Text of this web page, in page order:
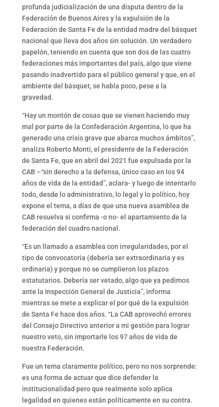
profunda judicialización de una disputa dentro de la
Federación de Buenos Aires y la expulsión de la
Federación de Santa Fe de la entidad madre del básquet
nacional que lleva dos años sin solución. Un verdadero
papelón, teniendo en cuenta que son dos de las cuatro
federaciones más importantes del país, algo que viene
pasando inadvertido para el público general y que, en el
ambiente del básquet, se habla poco, pese a la
gravedad.
“Hay un montón de cosas que se vienen haciendo muy
mal por parte de la Confederación Argentina, lo que ha
generado una crisis grave que abarca muchos ámbitos”,
analiza Roberto Monti, el presidente de la Federación
de Santa Fe, que en abril del 2021 fue expulsada por la
CAB –“sin derecho a la defensa, único caso en los 94
años de vida de la entidad”, aclara- y luego de intentarlo
todo, desde lo administrativo, lo legal y lo político, hoy
expone el tema, a días de que una nueva asamblea de
CAB resuelva si confirma -o no- el apartamiento de la
federación del cuadro nacional.
“Es un llamado a asamblea con irregularidades, por el
tipo de convocatoria (debería ser extraordinaria y es
ordinaria) y porque no se cumplieron los plazos
estatutarios. Debería ser vetado, algo que ya pedimos
ante la Inspección General de Justicia”, informa
mientras se mete a explicar el por qué de la expulsión
de Santa Fe hace dos años. “La CAB aprovechó errores
del Consejo Directivo anterior a mi gestión para lograr
nuestro veto, sin importarle los 97 años de vida de
nuestra Federación.
Fue un tema claramente político, pero no nos sorprende:
es una forma de actuar que dice defender la
institucionalidad pero que realmente solo aplica
legalidad en quienes están políticamente en su contra.